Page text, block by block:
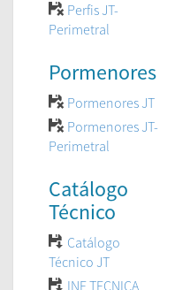
Perfis JT-
Perimetral
Pormenores
Pormenores JT
Pormenores JT-
Perimetral
Catálogo
Técnico
Catálogo
Técnico JT
INF TECNICA